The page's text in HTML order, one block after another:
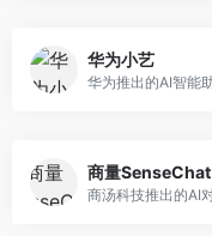
华为小艺
商量SenseChat